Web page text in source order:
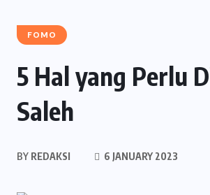
FOMO
5 Hal yang Perlu
Saleh
BY REDAKSI 6 JANUARY 2023